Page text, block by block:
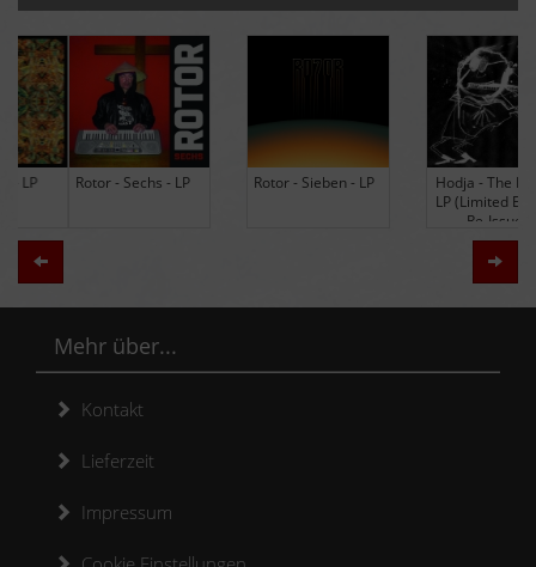
Rotor - Sechs - LP Rotor - Sieben - LP
Hodja - The Band -
LP (Limited Edition
Re-Issue)
Zurück
Mehr über...
Kontakt
Lieferzeit
Impressum